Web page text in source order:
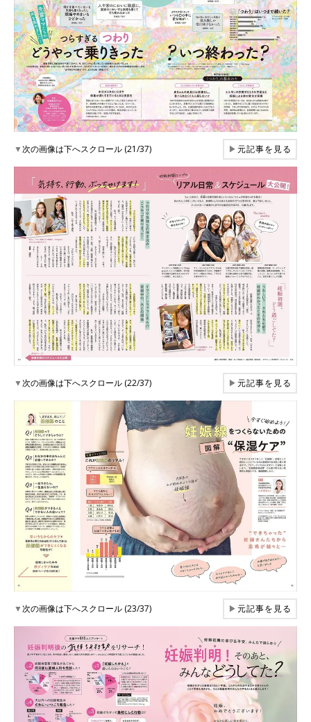
▼次の画像は下へスクロール (21/37) ▶元記事を見る
▼次の画像は下へスクロール (22/37) ▶元記事を見る
▼次の画像は下へスクロール (23/37) ▶元記事を見る